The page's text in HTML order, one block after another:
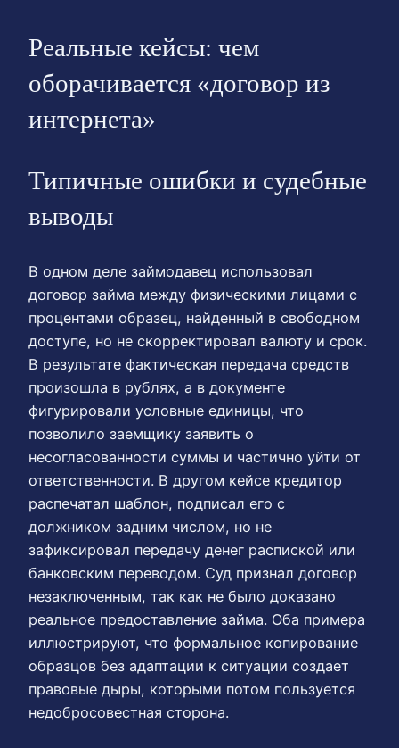
Реальные кейсы: чем
оборачивается «договор из
интернета»
Типичные ошибки и судебные
выводы
В одном деле займодавец использовал
договор займа между физическими лицами с
процентами образец, найденный в свободном
доступе, но не скорректировал валюту и срок.
В результате фактическая передача средств
произошла в рублях, а в документе
фигурировали условные единицы, что
позволило заемщику заявить о
несогласованности суммы и частично уйти от
ответственности. В другом кейсе кредитор
распечатал шаблон, подписал его с
должником задним числом, но не
зафиксировал передачу денег распиской или
банковским переводом. Суд признал договор
незаключенным, так как не было доказано
реальное предоставление займа. Оба примера
иллюстрируют, что формальное копирование
образцов без адаптации к ситуации создает
правовые дыры, которыми потом пользуется
недобросовестная сторона.